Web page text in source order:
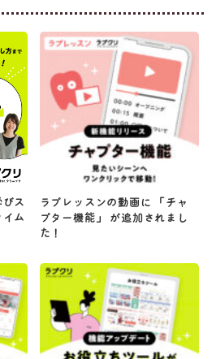
ス
ム
ラプレッスンの動画に 「チャ
プター機能」 が追加されまし
た！